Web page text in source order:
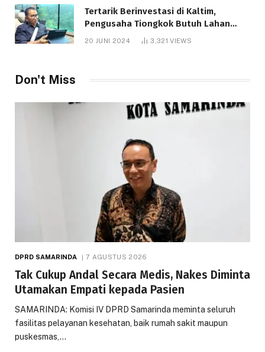
Tertarik Berinvestasi di Kaltim,
Pengusaha Tiongkok Butuh Lahan
1.000 Hektare
20 JUNI 2024 3,321VIEWS
Don't Miss
DPRD SAMARINDA 7 AGUSTUS 2026
Tak Cukup Andal Secara Medis, Nakes Diminta
Utamakan Empati kepada Pasien
SAMARINDA: Komisi IV DPRD Samarinda meminta seluruh
fasilitas pelayanan kesehatan, baik rumah sakit maupun
puskesmas,…